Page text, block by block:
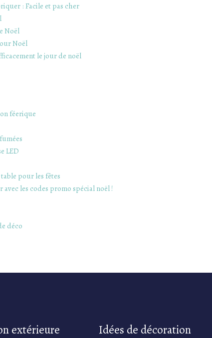
: Facile et pas cher
Noël
Noël
le jour de noël
féerique
LED
pour les fêtes
les codes promo spécial noël !
déco
extérieure Idées de décoration